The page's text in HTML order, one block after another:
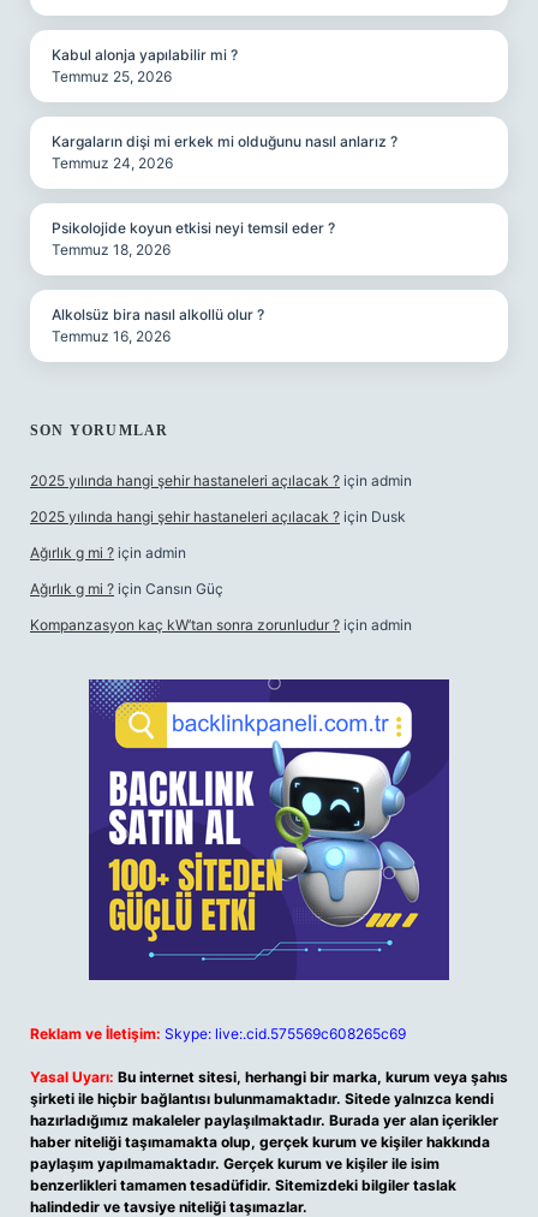
Kabul alonja yapılabilir mi ?
Temmuz 25, 2026
Kargaların dişi mi erkek mi olduğunu nasıl anlarız ?
Temmuz 24, 2026
Psikolojide koyun etkisi neyi temsil eder ?
Temmuz 18, 2026
Alkolsüz bira nasıl alkollü olur ?
Temmuz 16, 2026
SON YORUMLAR
2025 yılında hangi şehir hastaneleri açılacak ? için admin
2025 yılında hangi şehir hastaneleri açılacak ? için Dusk
Ağırlık g mi ? için admin
Ağırlık g mi ? için Cansın Güç
Kompanzasyon kaç kW’tan sonra zorunludur ? için admin
Reklam ve İletişim: Skype: live:.cid.575569c608265c69
Yasal Uyarı: Bu internet sitesi, herhangi bir marka, kurum veya şahıs
şirketi ile hiçbir bağlantısı bulunmamaktadır. Sitede yalnızca kendi
hazırladığımız makaleler paylaşılmaktadır. Burada yer alan içerikler
haber niteliği taşımamakta olup, gerçek kurum ve kişiler hakkında
paylaşım yapılmamaktadır. Gerçek kurum ve kişiler ile isim
benzerlikleri tamamen tesadüfidir. Sitemizdeki bilgiler taslak
halindedir ve tavsiye niteliği taşımazlar.